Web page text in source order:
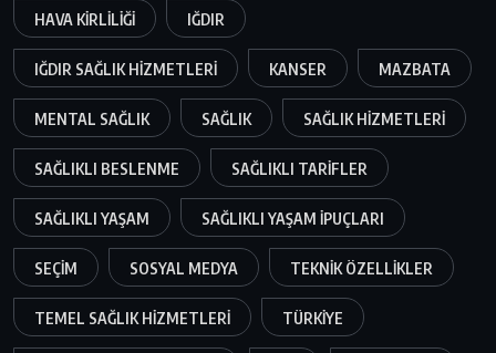
HAVA KIRLILIĞI IĞDIR
IĞDIR SAĞLIK HIZMETLERI KANSER MAZBATA
MENTAL SAĞLIK SAĞLIK SAĞLIK HIZMETLERI
SAĞLIKLI BESLENME SAĞLIKLI TARIFLER
SAĞLIKLI YAŞAM SAĞLIKLI YAŞAM IPUÇLARI
SEÇIM SOSYAL MEDYA TEKNIK ÖZELLIKLER
TEMEL SAĞLIK HIZMETLERI TÜRKIYE